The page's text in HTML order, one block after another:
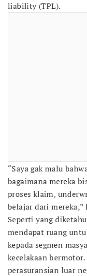
liability (TPL).
“Saya gak malu
bagaimana mereka
proses klaim,
belajar dari mereka,”
Seperti yang
mendapat ruang
kepada segmen
kecelakaan
perasuransian luar